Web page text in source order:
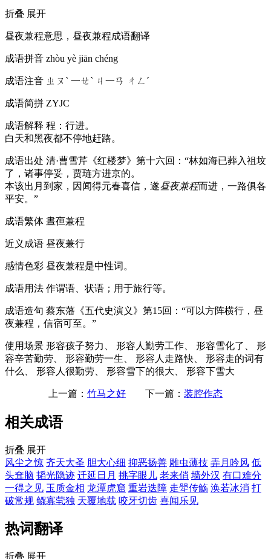
折叠 展开
昼夜兼程意思，昼夜兼程成语翻译
成语拼音 zhòu yè jiān chéng
成语注音 ㄓㄡˋ 一ㄝˋ ㄐ一ㄢ ㄔㄥˊ
成语简拼 ZYJC
成语解释 程：行进。
白天和黑夜都不停地赶路。
成语出处 清·曹雪芹《红楼梦》第十六回：“林如海已葬入祖坟
了，诸事停妥，贾琏方进京的。
本该出月到家，因闻得元春喜信，遂昼夜兼程而进，一路俱各
平安。”
成语繁体 晝亱兼程
近义成语 昼夜兼行
感情色彩 昼夜兼程是中性词。
成语用法 作谓语、状语；用于旅行等。
成语造句 蔡东藩《五代史演义》第15回：“可以方阵横行，昼
夜兼程，信宿可至。”
使用场景 形容孩子努力、 形容人勤劳工作、 形容雪化了、 形
容辛苦勤劳、 形容勤劳一生、 形容人走路快、 形容走的词有
什么、 形容人很勤劳、 形容雪下的很大、 形容下雪大
上一篇： 竹马之好 下一篇： 装腔作态
相关成语
折叠 展开
风尘之惊 齐天大圣 胆大心细 抑恶扬善 雕虫薄技 弄月吟风 低
头耷脑 韬光隐迹 迁延日月 挑字眼儿 老来俏 墙外汉 有口难分
一得之见 玉质金相 龙潭虎窟 重岩迭障 走斝传觞 涣若冰消 打
破常规 鳏寡茕独 天覆地载 咬牙切齿 喜闻乐见
热词翻译
折叠 展开